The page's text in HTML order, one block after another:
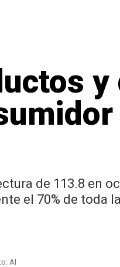
y
de 113.8 en
el 70% de toda
Al